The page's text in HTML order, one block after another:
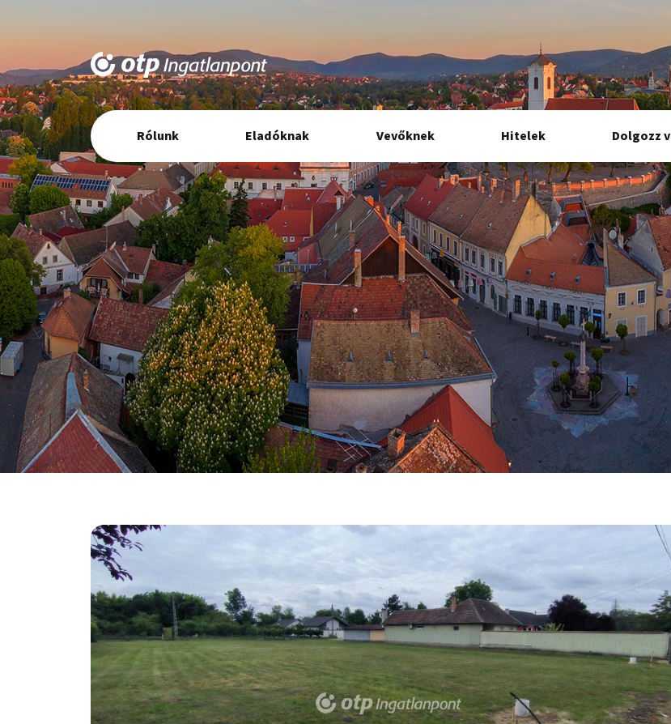
Elsődleges
navigáció
Rólunk Eladóknak Vevőknek Hitelek Dolgozz